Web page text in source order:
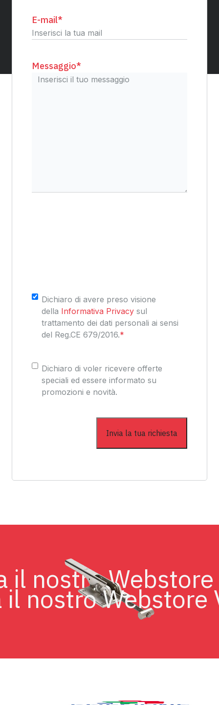
E-mail*
Messaggio*
Consenso*
Dichiaro di avere preso visione
della Informativa Privacy sul
trattamento dei dati personali ai sensi
del Reg.CE 679/2016.*
Consenso
Dichiaro di voler ricevere offerte
speciali ed essere informato su
promozioni e novità.
il nostro
Webstore